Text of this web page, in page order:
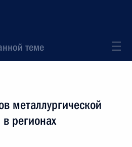
теме
металлургической
регионах